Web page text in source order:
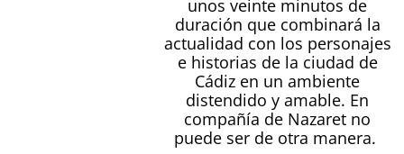
unos veinte minutos de
duración que combinará la
actualidad con los personajes
e historias de la ciudad de
Cádiz en un ambiente
distendido y amable. En
compañía de Nazaret no
puede ser de otra manera.